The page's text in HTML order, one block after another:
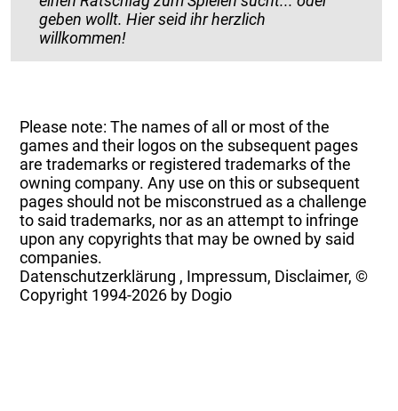
geben wollt. Hier seid ihr herzlich
willkommen!
Please note: The names of all or most of the
games and their logos on the subsequent pages
are trademarks or registered trademarks of the
owning company. Any use on this or subsequent
pages should not be misconstrued as a challenge
to said trademarks, nor as an attempt to infringe
upon any copyrights that may be owned by said
companies.
Datenschutzerklärung , Impressum, Disclaimer, ©
Copyright 1994-2026 by Dogio